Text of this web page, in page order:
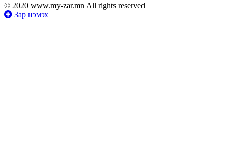
© 2020 www.my-zar.mn All rights reserved
Зар нэмэх